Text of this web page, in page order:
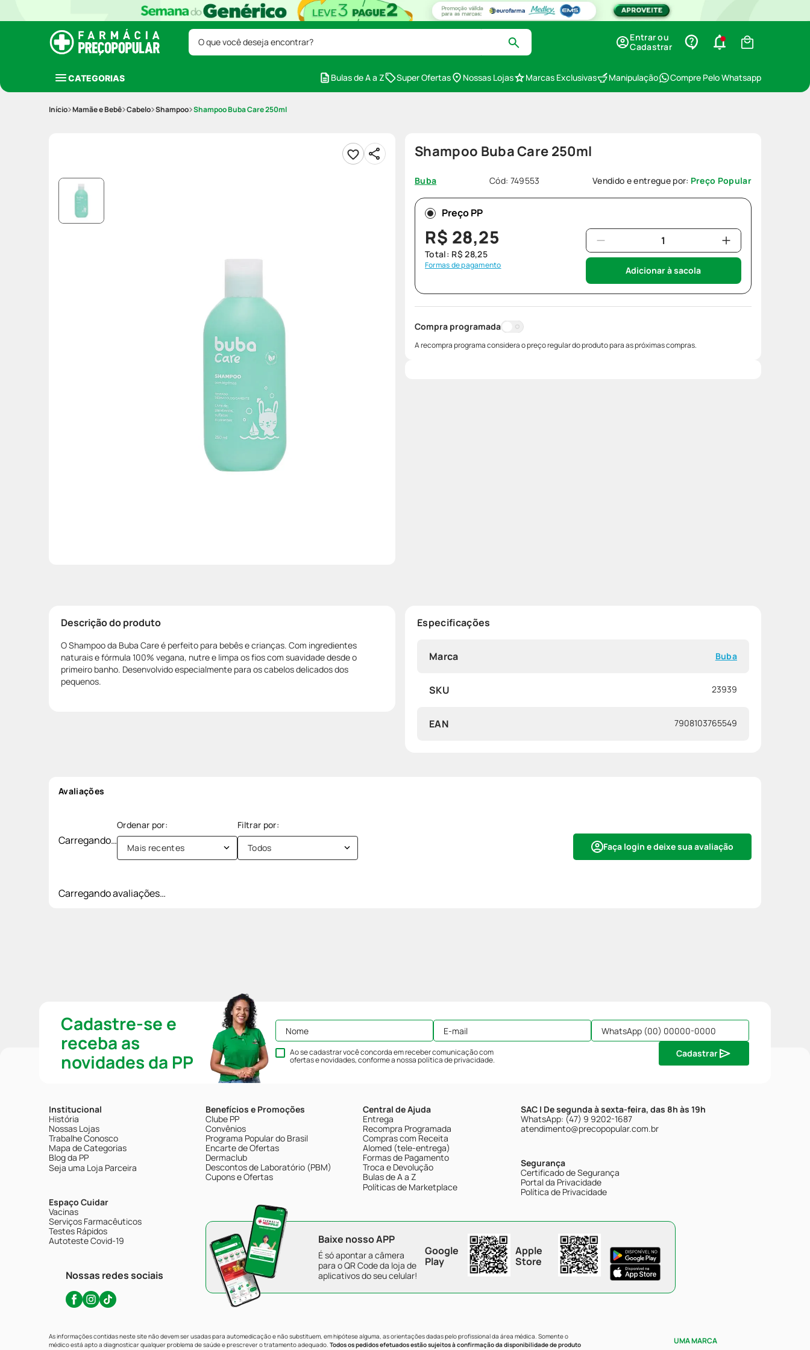
O que você deseja encontrar?
Entrar ou
Cadastrar
CATEGORIAS Bulas de A a Z Super Ofertas Nossas Lojas Marcas Exclusivas Manipulação Compre Pelo Whatsapp
Mamãe e Bebê Cabelo Shampoo Shampoo Buba Care 250ml
Shampoo Buba Care 250ml
Buba Cód: 749553 Vendido e entregue por: Preço Popular
Preço PP
R$ 28,25
Total: R$ 28,25
Formas de pagamento Adicionar à sacola
Compra programada
A recompra programa considera o preço regular do produto para as próximas compras.
Descrição do produto
O Shampoo da Buba Care é perfeito para bebês e crianças. Com ingredientes
naturais e fórmula 100% vegana, nutre e limpa os fios com suavidade desde o
primeiro banho. Desenvolvido especialmente para os cabelos delicados dos
pequenos.
Especificações
Marca Buba
SKU 23939
EAN 7908103765549
Avaliações
Carregando… Faça login e deixe sua avaliação
Mais recentes Todos
Carregando avaliações…
Cadastre-se e
receba as
novidades da PP
Ao se cadastrar você concorda em receber comunicação com
ofertas e novidades, conforme a nossapolítica de privacidade.
Cadastrar
Institucional
História
Nossas Lojas
Trabalhe Conosco
Mapa de Categorias
Blog da PP
Seja uma Loja Parceira
Espaço Cuidar
Vacinas
Serviços Farmacêuticos
Testes Rápidos
Autoteste Covid-19
Nossas redes sociais
Benefícios e Promoções
Clube PP
Convênios
Programa Popular do Brasil
Encarte de Ofertas
Dermaclub
Descontos de Laboratório (PBM)
Cupons e Ofertas
Central de Ajuda
Entrega
Recompra Programada
Compras com Receita
Alomed (tele-entrega)
Formas de Pagamento
Troca e Devolução
Bulas de A a Z
Políticas de Marketplace
SAC | De segunda à sexta-feira, das 8h às 19h
WhatsApp: (47) 9 9202-1687
atendimento@precopopular.com.br
Segurança
Certificado de Segurança
Portal da Privacidade
Política de Privacidade
Baixe nosso APP
É só apontar a câmera
para o QR Code da loja de
aplicativos do seu celular!
Google
Play
Apple
Store
As informações contidas neste site não devem ser usadas para automedicação e não substituem, em hipótese alguma, as orientações dadas pelo profissional da área médica. Somente o
médico está apto a diagnosticar qualquer problema de saúde e prescrever o tratamento adequado. Todos os pedidos efetuados estão sujeitos à confirmação da disponibilidade de produto
UMA MARCA